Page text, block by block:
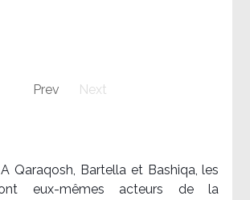
Prev Next
A Qaraqosh, Bartella et Bashiqa, les
eux-mêmes acteurs de la